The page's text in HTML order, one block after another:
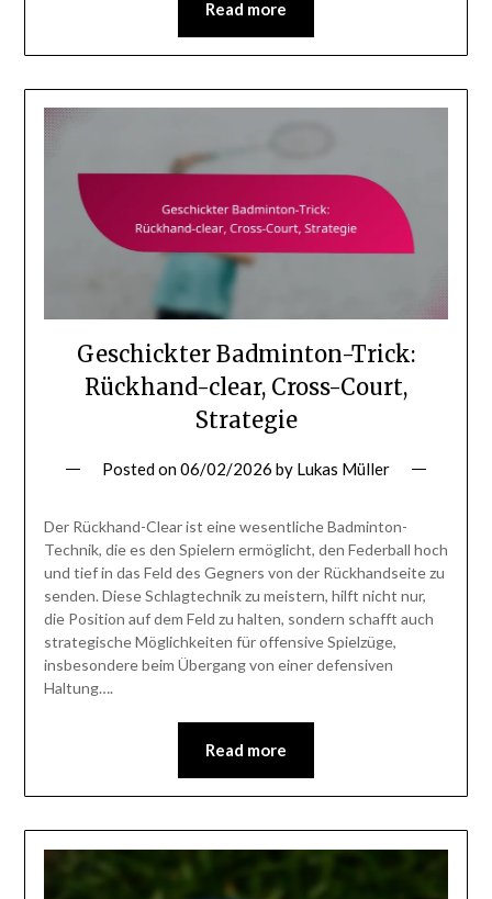
Read more
Geschickter Badminton-Trick:
Rückhand-clear, Cross-Court,
Strategie
Posted on06/02/2026 by Lukas Müller
Der Rückhand-Clear ist eine wesentliche Badminton-
Technik, die es den Spielern ermöglicht, den Federball hoch
und tief in das Feld des Gegners von der Rückhandseite zu
senden. Diese Schlagtechnik zu meistern, hilft nicht nur,
die Position auf dem Feld zu halten, sondern schafft auch
strategische Möglichkeiten für offensive Spielzüge,
insbesondere beim Übergang von einer defensiven
Haltung….
Read more